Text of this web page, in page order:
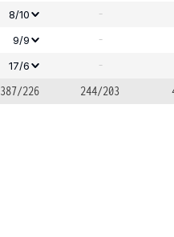
8/10 -
9/9 -
17/6
-
387/226 244/203